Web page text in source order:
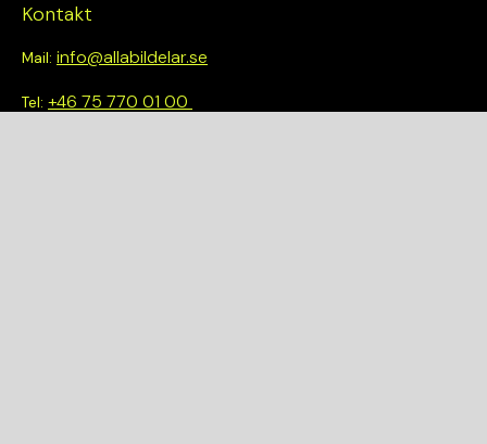
Kontakt
Mail: info@allabildelar.se
Tel: +46 75 770 01 00